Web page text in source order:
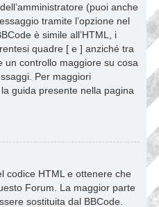
(puoi anche
tramite l’opzione nel
è simile all’HTML, i
quadre [ e ] anziché tra
un controllo maggiore su cosa
Per maggiori
guida presente nella pagina
codice HTML e ottenere che
Forum. La maggior parte
sostituita dal BBCode.